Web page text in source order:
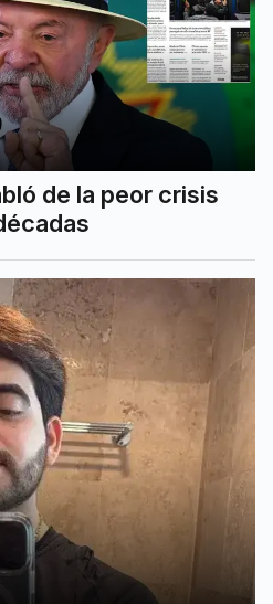
de la peor crisis